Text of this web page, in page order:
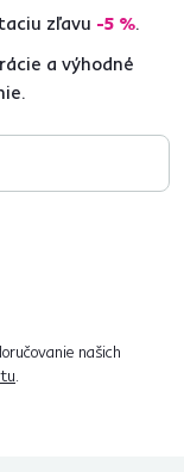
zľavu -5 %.
a výhodné
našich
.